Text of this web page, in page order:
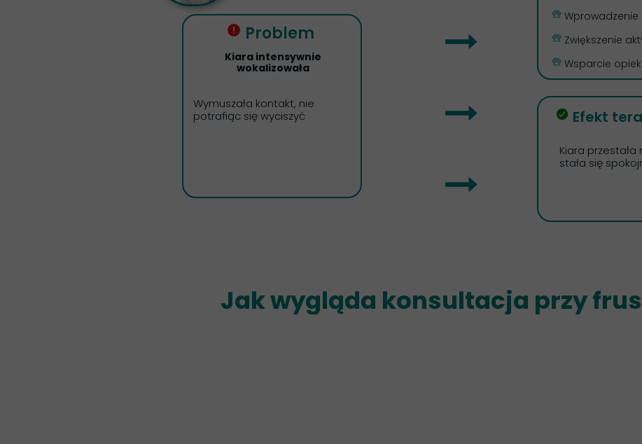
Kiara
stała się
Efekt
Zwiększenie
Wsparcie
Problem
Kiara intensywnie
wokalizowała
Wymuszała kontakt, nie
potrafiąc się wyciszyć
Jak wygląda konsultacja przy